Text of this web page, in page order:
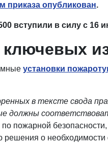
приказа опубликован.
вступили в силу с 16
ключевых
установки
в тексте свода
должны
пожарной
решения о